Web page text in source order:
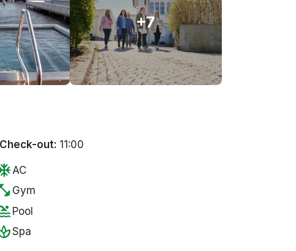
+7
Check-out: 11:00
AC
Gym
Pool
Spa